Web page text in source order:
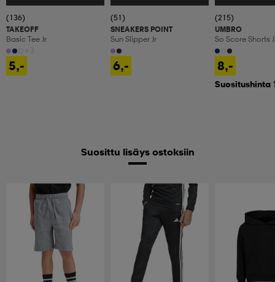
(136)
TAKEOFF
Basic Tee Jr
5,-
(51)
SNEAKERS POINT
Sun Slipper Jr
6,-
(215)
UMBRO
So Score Shorts
8,-
Suositushinta
Suosittu lisäys ostoksiin